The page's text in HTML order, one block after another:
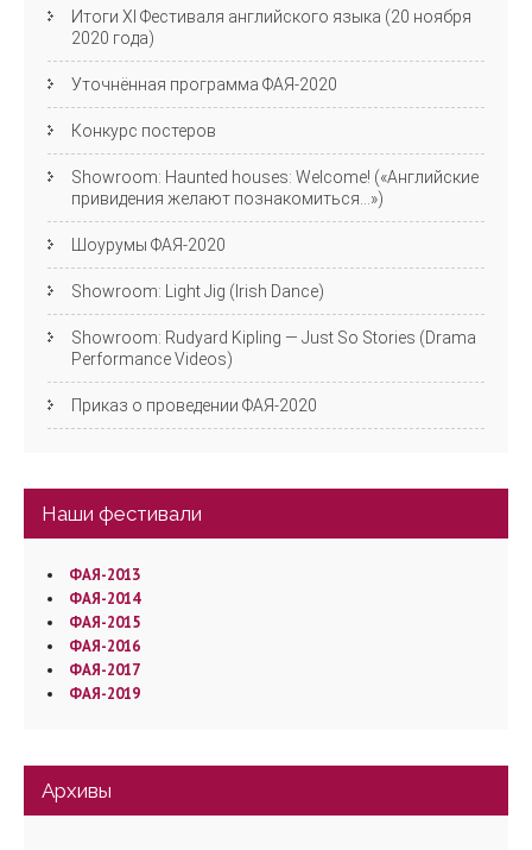
Итоги XI Фестиваля английского языка (20 ноября
2020 года)
Уточнённая программа ФАЯ-2020
Конкурс постеров
Showroom: Haunted houses: Welcome! («Английские
привидения желают познакомиться…»)
Шоурумы ФАЯ-2020
Showroom: Light Jig (Irish Dance)
Showroom: Rudyard Kipling — Just So Stories (Drama
Performance Videos)
Приказ о проведении ФАЯ-2020
Наши фестивали
ФАЯ-2013
ФАЯ-2014
ФАЯ-2015
ФАЯ-2016
ФАЯ-2017
ФАЯ-2019
Архивы